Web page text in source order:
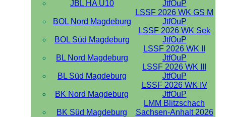
JBL HA U10
JtfOuP
BOL Nord Magdeburg
LSSF 2026 WK GS M
JtfOuP
BOL Süd Magdeburg
LSSF 2026 WK Sek
JtfOuP
BL Nord Magdeburg
LSSF 2026 WK II
JtfOuP
BL Süd Magdeburg
LSSF 2026 WK III
JtfOuP
BK Nord Magdeburg
LSSF 2026 WK IV
JtfOuP
BK Süd Magdeburg
LMM Blitzschach
Sachsen-Anhalt 2026